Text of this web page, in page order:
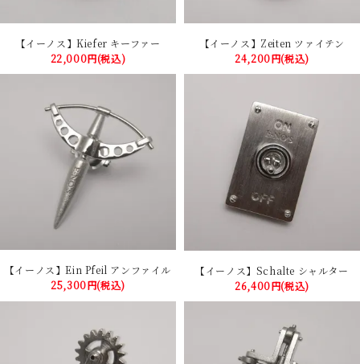
【イーノス】Kiefer キーファー
22,000円(税込)
【イーノス】Zeiten ツァイテン
24,200円(税込)
【イーノス】Ein Pfeil アンファイル
25,300円(税込)
【イーノス】Schalte シャルター
26,400円(税込)